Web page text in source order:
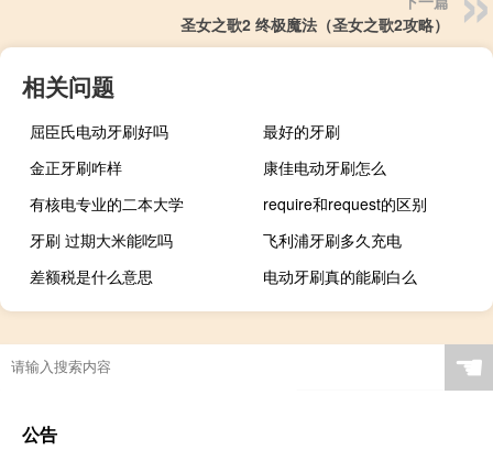
圣女之歌2 终极魔法（圣女之歌2攻略）
相关问题
屈臣氏电动牙刷好吗
最好的牙刷
金正牙刷咋样
康佳电动牙刷怎么
有核电专业的二本大学
require和request的区别
牙刷 过期大米能吃吗
飞利浦牙刷多久充电
差额税是什么意思
电动牙刷真的能刷白么
☚
公告